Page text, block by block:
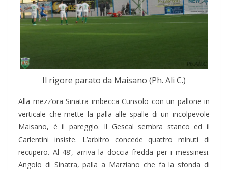
Il rigore parato da Maisano (Ph. Ali C.)
Alla mezz’ora Sinatra imbecca Cunsolo con un pallone in
verticale che mette la palla alle spalle di un incolpevole
Maisano, è il pareggio. Il Gescal sembra stanco ed il
Carlentini insiste. L’arbitro concede quattro minuti di
recupero. Al 48’, arriva la doccia fredda per i messinesi.
Angolo di Sinatra, palla a Marziano che fa la sfonda di